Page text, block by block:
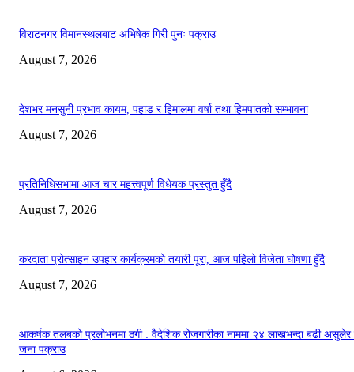
विराटनगर विमानस्थलबाट अभिषेक गिरी पुनः पक्राउ
August 7, 2026
देशभर मनसुनी प्रभाव कायम, पहाड र हिमालमा वर्षा तथा हिमपातको सम्भावना
August 7, 2026
प्रतिनिधिसभामा आज चार महत्त्वपूर्ण विधेयक प्रस्तुत हुँदै
August 7, 2026
करदाता प्रोत्साहन उपहार कार्यक्रमको तयारी पूरा, आज पहिलो विजेता घोषणा हुँदै
August 7, 2026
आकर्षक तलबको प्रलोभनमा ठगी : वैदेशिक रोजगारीका नाममा २४ लाखभन्दा बढी असुलेर
जना पक्राउ